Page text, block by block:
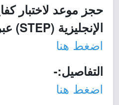
حجز موعد لاختبار
الإنجليزية (STEP) عبر الرابط أدناه:-
اضغط هنا
التفاصيل:-
اضغط هنا